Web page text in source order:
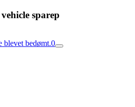
sparep
blevet bedømt.0